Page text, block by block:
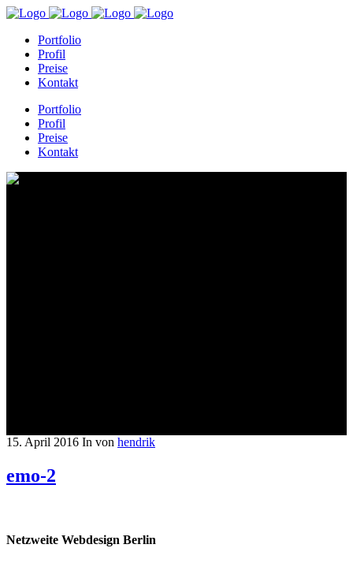
Portfolio
Profil
Preise
Kontakt
Portfolio
Profil
Preise
Kontakt
15. April 2016 In von hendrik
emo-2
Netzweite Webdesign Berlin